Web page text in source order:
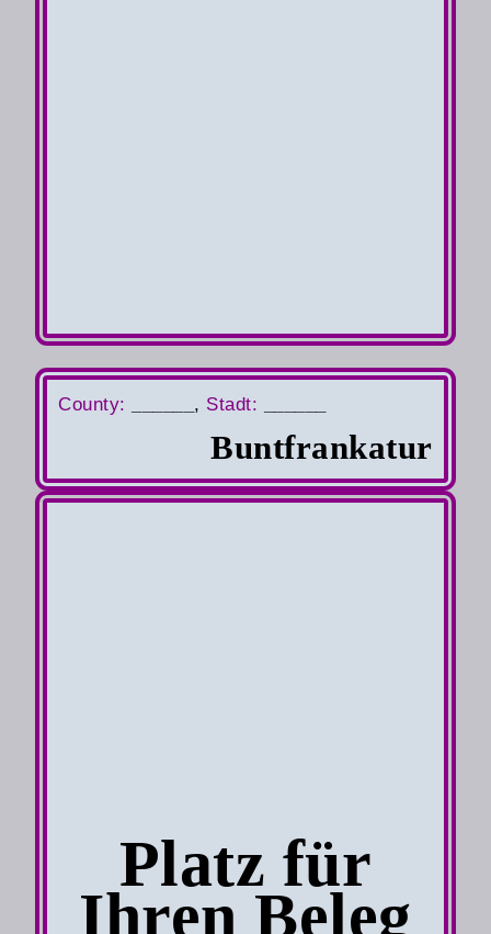
County: , Stadt:
Buntfrankatur
Platz für
Ihren Beleg